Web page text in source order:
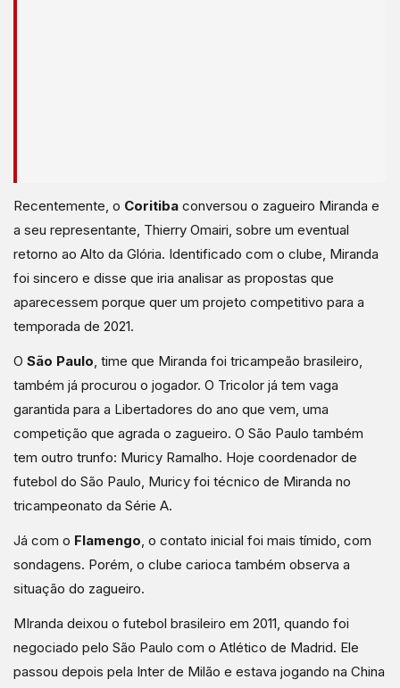
Recentemente, o Coritiba conversou o zagueiro Miranda e
a seu representante, Thierry Omairi, sobre um eventual
retorno ao Alto da Glória. Identificado com o clube, Miranda
foi sincero e disse que iria analisar as propostas que
aparecessem porque quer um projeto competitivo para a
temporada de 2021.
O São Paulo, time que Miranda foi tricampeão brasileiro,
também já procurou o jogador. O Tricolor já tem vaga
garantida para a Libertadores do ano que vem, uma
competição que agrada o zagueiro. O São Paulo também
tem outro trunfo: Muricy Ramalho. Hoje coordenador de
futebol do São Paulo, Muricy foi técnico de Miranda no
tricampeonato da Série A.
Já com o Flamengo, o contato inicial foi mais tímido, com
sondagens. Porém, o clube carioca também observa a
situação do zagueiro.
MIranda deixou o futebol brasileiro em 2011, quando foi
negociado pelo São Paulo com o Atlético de Madrid. Ele
passou depois pela Inter de Milão e estava jogando na China